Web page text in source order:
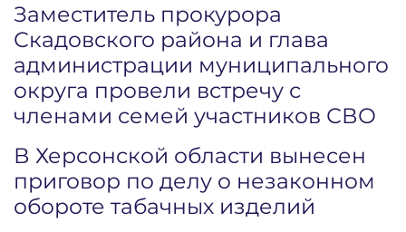
Заместитель прокурора
Скадовского района и глава
администрации муниципального
округа провели встречу с
членами семей участников СВО
В Херсонской области вынесен
приговор по делу о незаконном
обороте табачных изделий